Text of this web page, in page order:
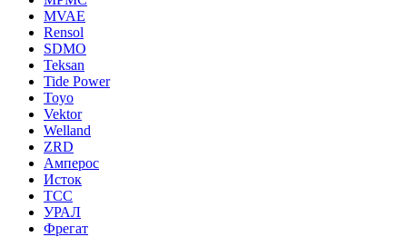
MVAE
Rensol
SDMO
Teksan
Tide Power
Toyo
Vektor
Welland
ZRD
Амперос
Исток
ТСС
УРАЛ
Фрегат